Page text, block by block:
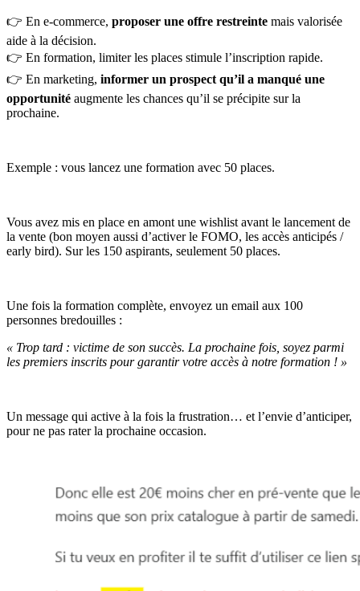
👉 En e-commerce, proposer une offre restreinte mais valorisée
aide à la décision.
👉 En formation, limiter les places stimule l’inscription rapide.
👉 En marketing, informer un prospect qu’il a manqué une
opportunité augmente les chances qu’il se précipite sur la
prochaine.
Exemple : vous lancez une formation avec 50 places.
Vous avez mis en place en amont une wishlist avant le lancement de
la vente (bon moyen aussi d’activer le FOMO, les accès anticipés /
early bird). Sur les 150 aspirants, seulement 50 places.
Une fois la formation complète, envoyez un email aux 100
personnes bredouilles :
« Trop tard : victime de son succès. La prochaine fois, soyez parmi
les premiers inscrits pour garantir votre accès à notre formation ! »
Un message qui active à la fois la frustration… et l’envie d’anticiper,
pour ne pas rater la prochaine occasion.